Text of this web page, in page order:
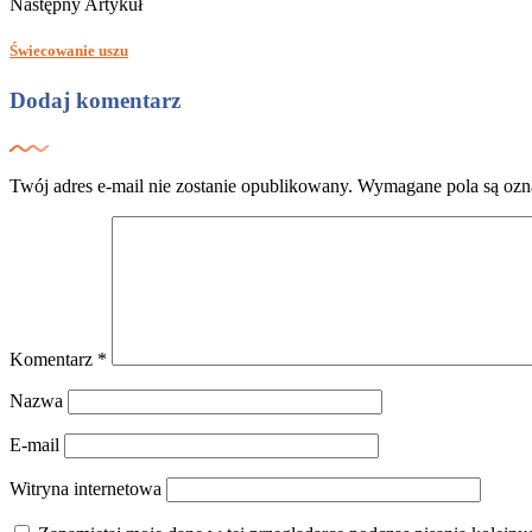
Następny Artykuł
Świecowanie uszu
Dodaj komentarz
Twój adres e-mail nie zostanie opublikowany. Wymagane pola są
Komentarz *
Nazwa
E-mail
Witryna internetowa